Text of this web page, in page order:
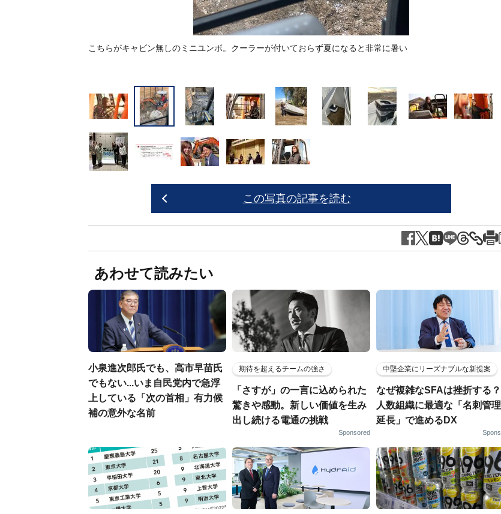
こちらがキャビン無しのミニユンボ。クーラーが付いておらず夏になると非常に暑い
この写真の記事を読む
あわせて読みたい
小泉進次郎氏でも、高市早苗氏
でもない...いま自民党内で急浮
上している「次の首相」有力候
補の意外な名前
期待を超えるチームの強さ
「さすが」の一言に込められた
驚きや感動。新しい価値を生み
出し続ける電通の挑戦
Sponsored
中堅企業にリーズナブルな新提案
なぜ複雑なSFAは挫折する
人数組織に最適な「名刺管
延長」で進めるDX